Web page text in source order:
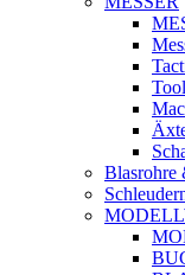
Blasrohre